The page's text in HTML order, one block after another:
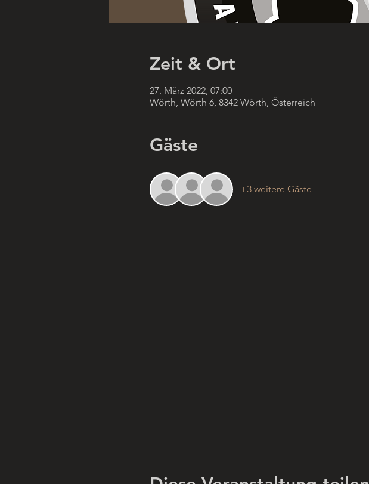
Zeit & Ort
27. März 2022, 07:00
Wörth, Wörth 6, 8342 Wörth, Österreich
Gäste
+3 weitere Gäste